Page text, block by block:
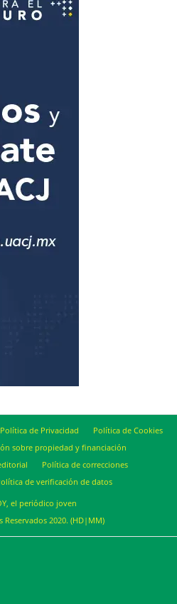
Política de Privacidad
Política de Cookies
sobre propiedad y financiación
Política de correcciones
de verificación de datos
el periódico joven
Reservados 2020. (HD|MM)